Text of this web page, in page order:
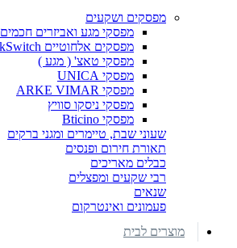
מפסקים ושקעים
מפסקי מגע ואביזרים חכמים WIFI
מפסקים אלחוטיים QuickSwitch
מפסקי טאצ' ( מגע )
מפסקי UNICA
מפסקי ARKE VIMAR
מפסקי ניסקו סוויץ
מפסקי Bticino
שעוני שבת, טיימרים ומגני ברקים
תאורת חירום ופנסים
כבלים מאריכים
רבי שקעים ומפצלים
שנאים
פעמונים ואינטרקום
מוצרים לבית